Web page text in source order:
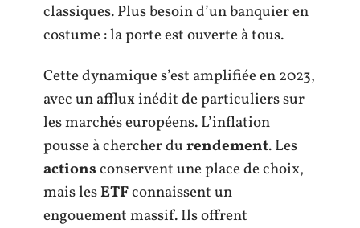
classiques. Plus besoin d’un banquier en
costume : la porte est ouverte à tous.
Cette dynamique s’est amplifiée en 2023,
avec un afflux inédit de particuliers sur
les marchés européens. L’inflation
pousse à chercher durendement. Les
actionsconservent une place de choix,
mais lesETFconnaissent un
engouement massif. Ils offrent